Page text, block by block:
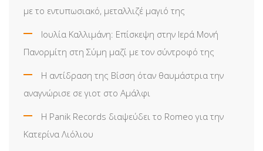
με το εντυπωσιακό, μεταλλιζέ μαγιό της
Ιουλία Καλλιμάνη: Επίσκεψη στην Ιερά Μονή
Πανορμίτη στη Σύμη μαζί με τον σύντροφό της
Η αντίδραση της Βίσση όταν θαυμάστρια την
αναγνώρισε σε γιοτ στο Αμάλφι
Η Panik Records διαψεύδει το Romeo για την
Κατερίνα Λιόλιου